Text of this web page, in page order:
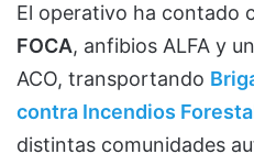
El operativo ha contado
FOCA, anfibios ALFA y
ACO, transportando
contra Incendios
distintas comunidades